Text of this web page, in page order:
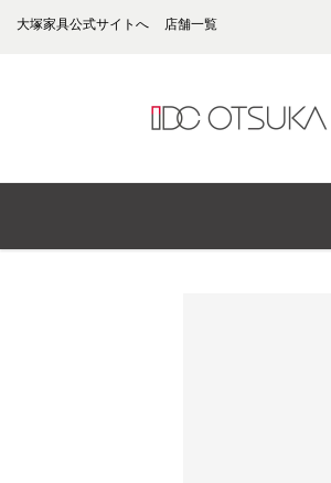
大塚家具公式サイトへ 店舗一覧